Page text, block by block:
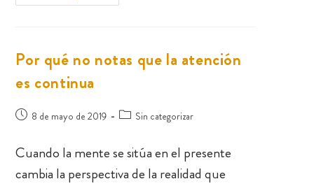
Por qué no notas que la atención
es continua
8 de mayo de 2019 Sin categorizar
Cuando la mente se sitúa en el presente
cambia la perspectiva de la realidad que